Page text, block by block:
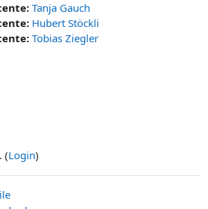
Tanja Gauch
Hubert Stöckli
Tobias Ziegler
(Login)